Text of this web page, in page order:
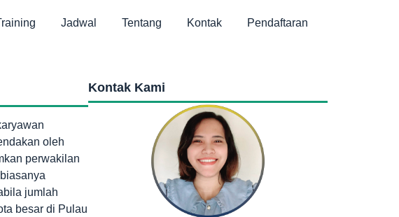
Jadwal Tentang Kontak Pendaftaran
oleh
perwakilan
jumlah
besar di Pulau
Kontak Kami